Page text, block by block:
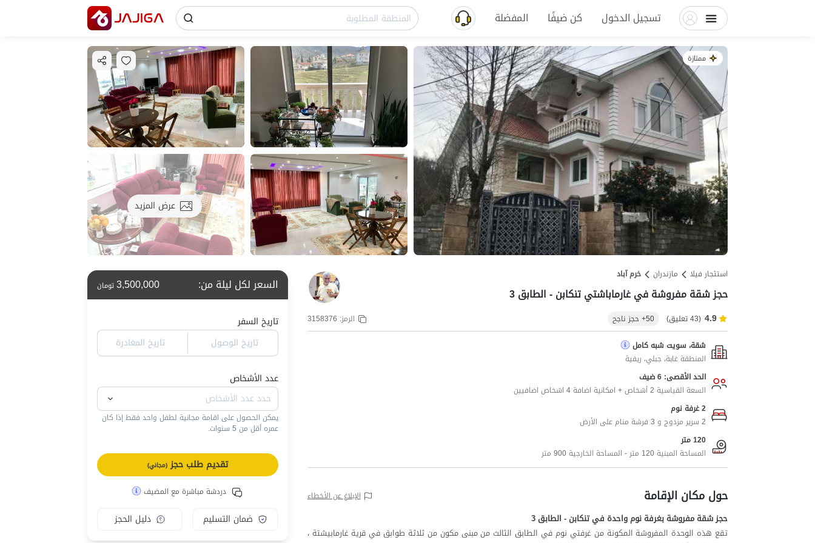
تسجيل الدخول كن ضيفًا المفضلة
ممتازة
عرض المزيد
استئجار فيلا مازندران خرم آباد
حجز شقة مفروشة في غارماباشتي تنكابن - الطابق 3
4.9 (43 تعليق) 50+ حجز ناجح الرمز: 3158376
شقة، سويت شبه كامل
المنطقة غابة، جبلي، ريفية
الحد الأقصى: 6 ضيف
السعة القياسية 2 أشخاص + امكانية اضافة 4 اشخاص اضافيين
2 غرفة نوم
2 سرير مزدوج و 3 فرشة منام على الأرض
120 متر
المساحة المبنية 120 متر - المساحة الخارجية 900 متر
حول مكان الإقامة الإبلاغ عن الأخطاء
حجز شقة مفروشة بغرفة نوم واحدة في تنكابن - الطابق 3
تقع هذه الوحدة المفروشة المكونة من غرفتي نوم في الطابق الثالث من مبنى مكون من ثلاثة طوابق في قرية غارمابيشتة ،
السعر لكل ليلة من:
3,500,000تومان
تاريخ السفر
تاريخ الوصول
تاريخ المغادرة
عدد الأشخاص
يمكن الحصول على اقامة مجانية لطفل واحد فقط إذا كان
عمره أقل من 5 سنوات.
تقديم طلب حجز(مجاني)
دردشة مباشرة مع المضيف
ضمان التسليم دليل الحجز